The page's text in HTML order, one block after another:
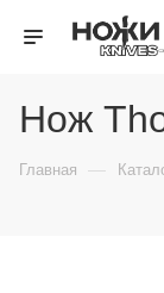
Нож
Главная —